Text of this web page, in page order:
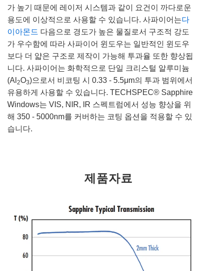
가 높기 때문에 레이저 시스템과 같이 요건이 까다로운
용도에 이상적으로 사용할 수 있습니다. 사파이어는다
이아몬드 다음으로 경도가 높은 물질로서 구조적 강도
가 우수함에 따라 사파이어 윈도우는 일반적인 윈도우
보다 더 얇은 구조로 제작이 가능해 투과율 또한 향상됩
니다. 사파이어는 화학적으로 단일 크리스털 알루미늄
(Al 2O3)으로서 비코팅 시 0.33 - 5.5μm의 투과 범위에서
유용하게 사용할 수 있습니다. TECHSPEC® Sapphire
Windows는 VIS, NIR, IR 스펙트럼에서 성능 향상을 위
해 350 - 5000nm를 커버하는 코팅 옵션을 적용할 수 있
습니다.
제품자료